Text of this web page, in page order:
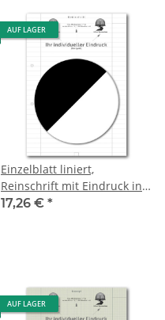
AUF LAGER
Einzelblatt liniert,
Reinschrift mit Eindruck in
S/W, 1 Pack zu 100 Blatt
17,26 € *
AUF LAGER